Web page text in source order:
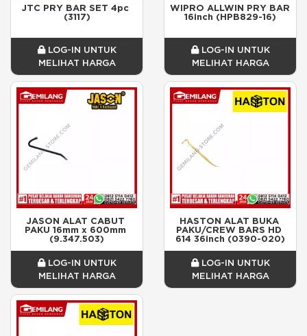
JTC PRY BAR SET 4pc
(3117)
LOG-IN UNTUK
MELIHAT HARGA
WIPRO ALLWIN PRY BAR
16inch (HPB829-16)
LOG-IN UNTUK
MELIHAT HARGA
JASON ALAT CABUT
PAKU 16mm x 600mm
(9.347.503)
LOG-IN UNTUK
MELIHAT HARGA
HASTON ALAT BUKA
PAKU/CREW BARS HD
614 36inch (0390-020)
LOG-IN UNTUK
MELIHAT HARGA